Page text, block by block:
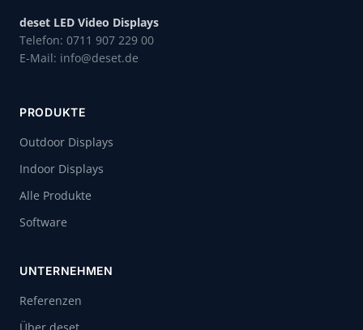
deset LED Video Displays
Telefon: 0711 907 229 00
E-Mail: info@deset.de
PRODUKTE
Outdoor Displays
Indoor Displays
Alle Produkte
Software
UNTERNEHMEN
Referenzen
Über deset